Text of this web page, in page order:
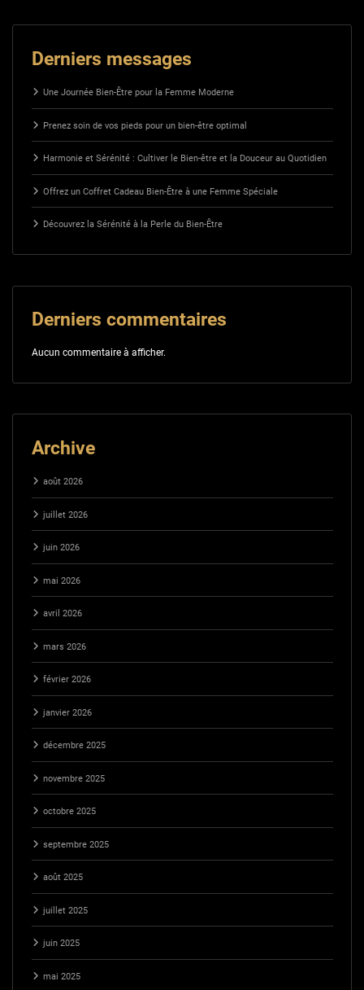
Derniers messages
Une Journée Bien-Être pour la Femme Moderne
Prenez soin de vos pieds pour un bien-être optimal
Harmonie et Sérénité : Cultiver le Bien-être et la Douceur au Quotidien
Offrez un Coffret Cadeau Bien-Être à une Femme Spéciale
Découvrez la Sérénité à la Perle du Bien-Être
Derniers commentaires
Aucun commentaire à afficher.
Archive
août 2026
juillet 2026
juin 2026
mai 2026
avril 2026
mars 2026
février 2026
janvier 2026
décembre 2025
novembre 2025
octobre 2025
septembre 2025
août 2025
juillet 2025
juin 2025
mai 2025